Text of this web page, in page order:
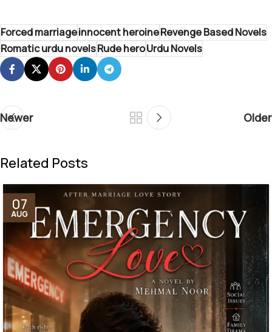
Forced marriageinnocent heroineRevenge Based Novels
Romatic urdu novelsRude heroUrdu Novels
Newer Older
Related Posts
07
AUG